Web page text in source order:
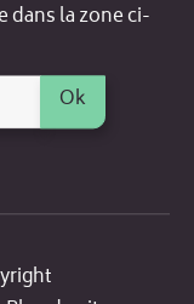
dans la zone ci-
Ok